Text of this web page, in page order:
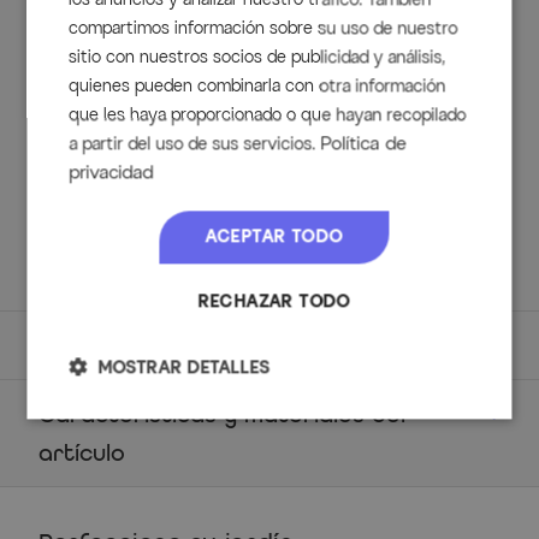
terraza, el balcón o el jardín.
Volumen de entrega
1x Sillón OUTFLEXX Joliet, aprox. 64 x 57 x 74 cm, de
aluminio y poliéster en color antracita.
1x Cojín del asiento, aprox. 40 x 46 cm, de 100 %
poliéster, desenfundables y lavable.
1x Cojín del respaldo, aprox. 33 cm de alto, de 100 %
Marca: OUTFLEXX
Características y materiales del
artículo
El aluminio es un metal muy ligero y convence entre otras
compartimos información sobre su uso de nuestro
sitio con nuestros socios de publicidad y análisis,
quienes pueden combinarla con otra información
que les haya proporcionado o que hayan recopilado
a partir del uso de sus servicios. Política de
privacidad
ACEPTAR TODO
RECHAZAR TODO
MOSTRAR DETALLES